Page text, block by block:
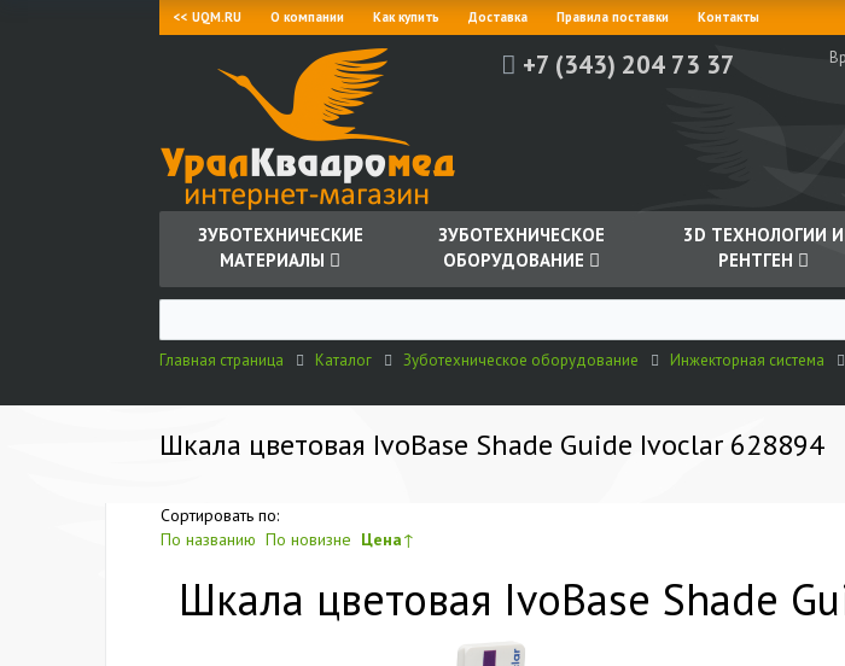
<< UQM.RU О компании Как купить Доставка Правила поставки Контакты
+7 (343) 204 73 37
ЗУБОТЕХНИЧЕСКИЕ
МАТЕРИАЛЫ
ЗУБОТЕХНИЧЕСКОЕ
ОБОРУДОВАНИЕ
3D ТЕХНОЛОГИИ И
РЕНТГЕН
Главная страница Каталог Зуботехническое оборудование Инжекторная система
Шкала цветовая IvoBase Shade Guide Ivoclar 628894
Сортировать по:
По названию По новизне Цена↑
Шкала цветовая IvoBase Shade